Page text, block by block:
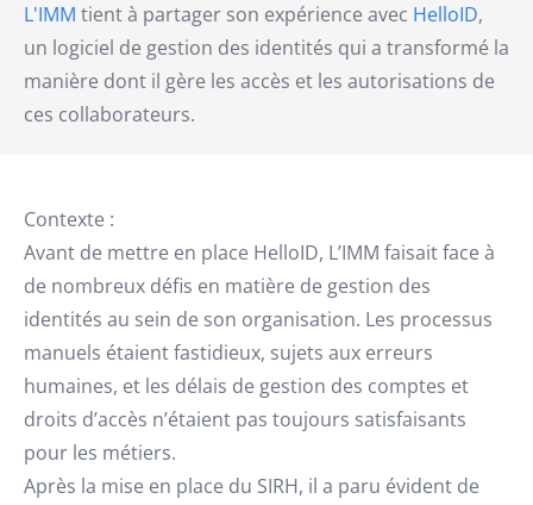
L'IMM tient à partager son expérience avec HelloID,
un logiciel de gestion des identités qui a transformé la
manière dont il gère les accès et les autorisations de
ces collaborateurs.
Contexte :
Avant de mettre en place HelloID, L’IMM faisait face à
de nombreux défis en matière de gestion des
identités au sein de son organisation. Les processus
manuels étaient fastidieux, sujets aux erreurs
humaines, et les délais de gestion des comptes et
droits d’accès n’étaient pas toujours satisfaisants
pour les métiers.
Après la mise en place du SIRH, il a paru évident de